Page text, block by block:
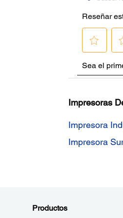
Impresoras
Impresora
Impresora
Productos